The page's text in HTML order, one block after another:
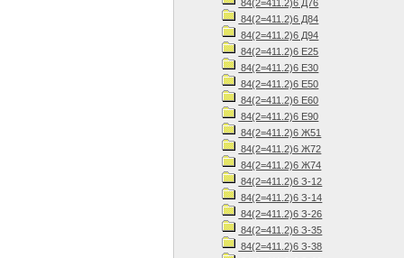
84(2=411.2)6 Д76
84(2=411.2)6 Д84
84(2=411.2)6 Д94
84(2=411.2)6 Е25
84(2=411.2)6 Е30
84(2=411.2)6 Е50
84(2=411.2)6 Е60
84(2=411.2)6 Е90
84(2=411.2)6 Ж51
84(2=411.2)6 Ж72
84(2=411.2)6 Ж74
84(2=411.2)6 З-12
84(2=411.2)6 З-14
84(2=411.2)6 З-26
84(2=411.2)6 З-35
84(2=411.2)6 З-38